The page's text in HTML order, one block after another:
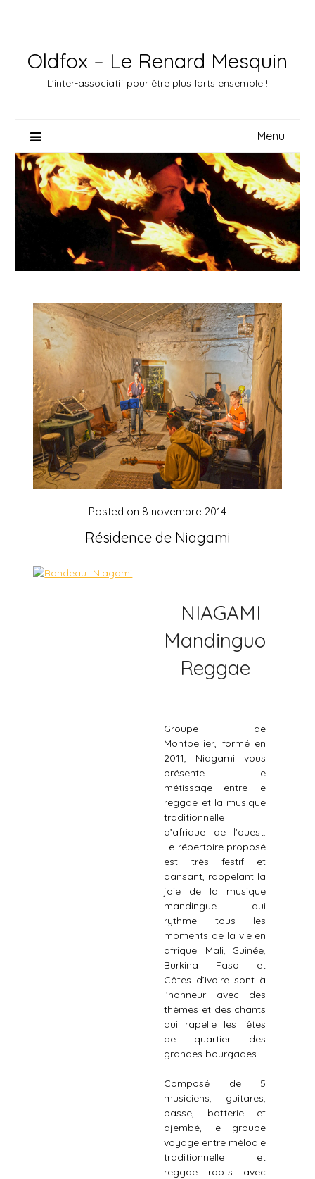
Oldfox – Le Renard Mesquin
L'inter-associatif pour être plus forts ensemble !
Menu
Résidence de Niagami
Posted on 8 novembre 2014
NIAGAMI
Mandinguo
Reggae
Groupe de
Montpellier, formé en
2011, Niagami vous
présente le
métissage entre le
reggae et la musique
traditionnelle
d’afrique de l’ouest.
Le répertoire proposé
est très festif et
dansant, rappelant la
joie de la musique
mandingue qui
rythme tous les
moments de la vie en
afrique. Mali, Guinée,
Burkina Faso et
Côtes d’Ivoire sont à
l’honneur avec des
thèmes et des chants
qui rapelle les fêtes
de quartier des
grandes bourgades.
Composé de 5
musiciens, guitares,
basse, batterie et
djembé, le groupe
voyage entre mélodie
traditionnelle et
reggae roots avec